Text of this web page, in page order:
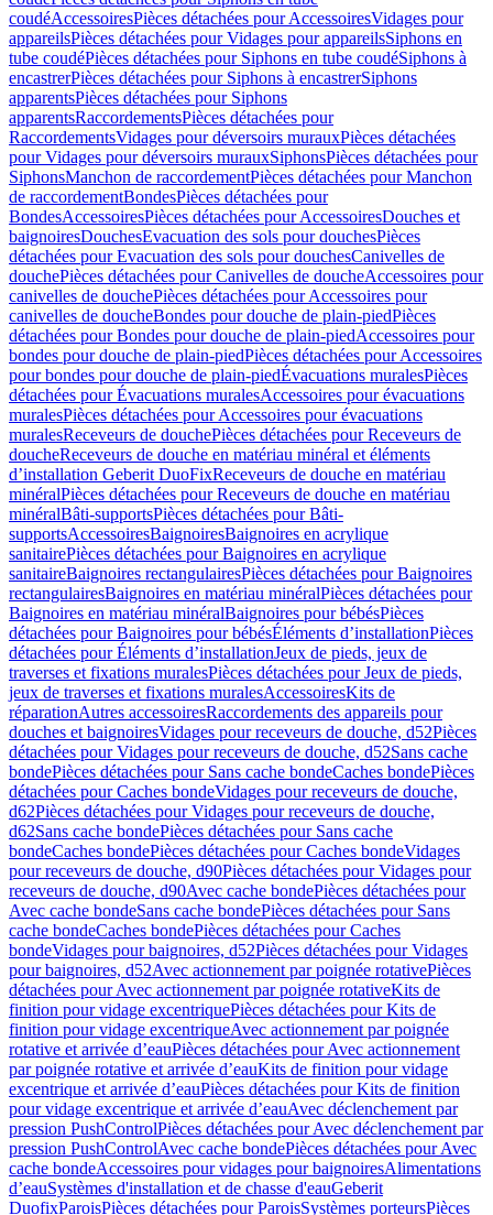
coudéAccessoiresPièces détachées pour AccessoiresVidages pour
appareilsPièces détachées pour Vidages pour appareilsSiphons en
tube coudéPièces détachées pour Siphons en tube coudéSiphons à
encastrerPièces détachées pour Siphons à encastrerSiphons
apparentsPièces détachées pour Siphons
apparentsRaccordementsPièces détachées pour
RaccordementsVidages pour déversoirs murauxPièces détachées
pour Vidages pour déversoirs murauxSiphonsPièces détachées pour
SiphonsManchon de raccordementPièces détachées pour Manchon
de raccordementBondesPièces détachées pour
BondesAccessoiresPièces détachées pour AccessoiresDouches et
baignoiresDouchesEvacuation des sols pour douchesPièces
détachées pour Evacuation des sols pour douchesCanivelles de
douchePièces détachées pour Canivelles de doucheAccessoires pour
canivelles de douchePièces détachées pour Accessoires pour
canivelles de doucheBondes pour douche de plain-piedPièces
détachées pour Bondes pour douche de plain-piedAccessoires pour
bondes pour douche de plain-piedPièces détachées pour Accessoires
pour bondes pour douche de plain-piedÉvacuations muralesPièces
détachées pour Évacuations muralesAccessoires pour évacuations
muralesPièces détachées pour Accessoires pour évacuations
muralesReceveurs de douchePièces détachées pour Receveurs de
doucheReceveurs de douche en matériau minéral et éléments
d’installation Geberit DuoFixReceveurs de douche en matériau
minéralPièces détachées pour Receveurs de douche en matériau
minéralBâti-supportsPièces détachées pour Bâti-
supportsAccessoiresBaignoiresBaignoires en acrylique
sanitairePièces détachées pour Baignoires en acrylique
sanitaireBaignoires rectangulairesPièces détachées pour Baignoires
rectangulairesBaignoires en matériau minéralPièces détachées pour
Baignoires en matériau minéralBaignoires pour bébésPièces
détachées pour Baignoires pour bébésÉléments d’installationPièces
détachées pour Éléments d’installationJeux de pieds, jeux de
traverses et fixations muralesPièces détachées pour Jeux de pieds,
jeux de traverses et fixations muralesAccessoiresKits de
réparationAutres accessoiresRaccordements des appareils pour
douches et baignoiresVidages pour receveurs de douche, d52Pièces
détachées pour Vidages pour receveurs de douche, d52Sans cache
bondePièces détachées pour Sans cache bondeCaches bondePièces
détachées pour Caches bondeVidages pour receveurs de douche,
d62Pièces détachées pour Vidages pour receveurs de douche,
d62Sans cache bondePièces détachées pour Sans cache
bondeCaches bondePièces détachées pour Caches bondeVidages
pour receveurs de douche, d90Pièces détachées pour Vidages pour
receveurs de douche, d90Avec cache bondePièces détachées pour
Avec cache bondeSans cache bondePièces détachées pour Sans
cache bondeCaches bondePièces détachées pour Caches
bondeVidages pour baignoires, d52Pièces détachées pour Vidages
pour baignoires, d52Avec actionnement par poignée rotativePièces
détachées pour Avec actionnement par poignée rotativeKits de
finition pour vidage excentriquePièces détachées pour Kits de
finition pour vidage excentriqueAvec actionnement par poignée
rotative et arrivée d’eauPièces détachées pour Avec actionnement
par poignée rotative et arrivée d’eauKits de finition pour vidage
excentrique et arrivée d’eauPièces détachées pour Kits de finition
pour vidage excentrique et arrivée d’eauAvec déclenchement par
pression PushControlPièces détachées pour Avec déclenchement par
pression PushControlAvec cache bondePièces détachées pour Avec
cache bondeAccessoires pour vidages pour baignoiresAlimentations
d’eauSystèmes d'installation et de chasse d'eauGeberit
DuofixParoisPièces détachées pour ParoisSystèmes porteursPièces